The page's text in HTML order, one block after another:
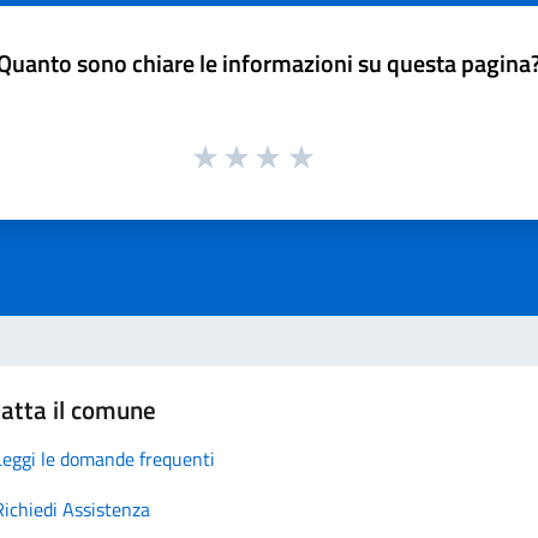
sono chiare le informazioni su questa
il comune
le domande frequenti
Assistenza